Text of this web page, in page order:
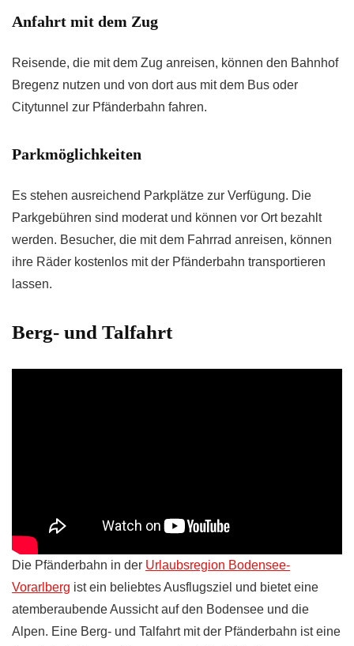
Anfahrt mit dem Zug
Reisende, die mit dem Zug anreisen, können den Bahnhof
Bregenz nutzen und von dort aus mit dem Bus oder
Citytunnel zur Pfänderbahn fahren.
Parkmöglichkeiten
Es stehen ausreichend Parkplätze zur Verfügung. Die
Parkgebühren sind moderat und können vor Ort bezahlt
werden. Besucher, die mit dem Fahrrad anreisen, können
ihre Räder kostenlos mit der Pfänderbahn transportieren
lassen.
Berg- und Talfahrt
Die Pfänderbahn in der Urlaubsregion Bodensee-
Vorarlberg ist ein beliebtes Ausflugsziel und bietet eine
atemberaubende Aussicht auf den Bodensee und die
Alpen. Eine Berg- und Talfahrt mit der Pfänderbahn ist eine